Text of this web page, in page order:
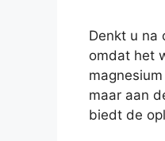
Denkt u na
omdat het
maar aan
biedt de